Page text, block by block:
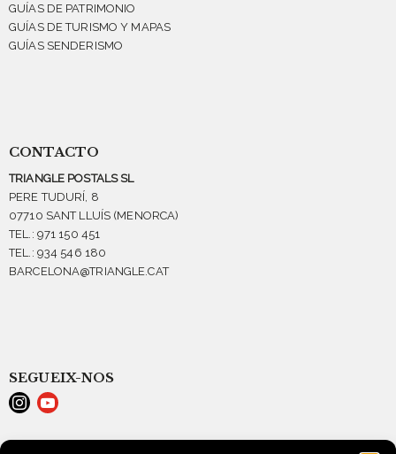
GUÍAS DE PATRIMONIO
GUÍAS DE TURISMO Y MAPAS
GUÍAS SENDERISMO
CONTACTO
TRIANGLE POSTALS SL
PERE TUDURÍ, 8
07710 SANT LLUÍS (MENORCA)
TEL.: 971 150 451
TEL.: 934 546 180
BARCELONA@TRIANGLE.CAT
SEGUEIX-NOS